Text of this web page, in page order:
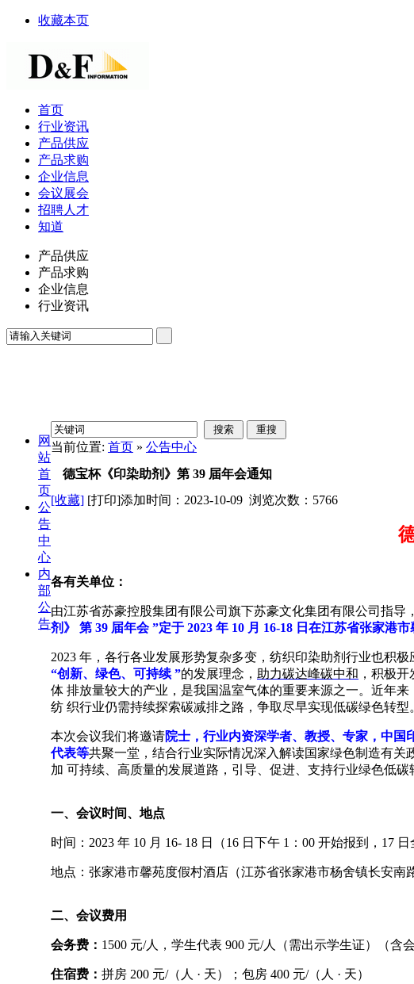
收藏本页
首页
行业资讯
产品供应
产品求购
企业信息
会议展会
招聘人才
知道
产品供应
产品求购
企业信息
行业资讯
网
站
首
页
公
告
中
心
内
部
公
告
当前位置: 首页 » 公告中心
德宝杯《印染助剂》第 39 届年会通知
[收藏] [打印]添加时间：2023-10-09 浏览次数： 5766
各有关单位：
由江苏省苏豪控股集团有限公司旗下苏豪文化集团有限公司指导
剂》 第 39 届年会 ”定于 2023 年 10 月 16-18 日在江苏省张家港
2023 年，各行各业发展形势复杂多变，纺织印染助剂行业也积
“创新、绿色、可持续 ”的发展理念 ， 助力碳达峰碳中和 ，积极开
体 排放量较大的产业，是我国温室气体的重要来源之一。近年
纺 织行业仍需持续探索碳减排之路，争取尽早实现低碳绿色转型
本次会议我们将邀请院士，行业内资深学者、教授、专家，中
代表等共聚一堂，结合行业实际情况深入解读国家绿色制造有
加 可持续、高质量的发展道路，引导、促进、支持行业绿色低
一、会议时间、地点
时间：2023 年 10 月 16- 18 日（16 日下午 1：00 开始报到，17
地点：张家港市馨苑度假村酒店（江苏省张家港市杨舍镇长安南
二、会议费用
会务费： 1500 元/人，学生代表 900 元/人（需出示学生证）（含
住宿费： 拼房 200 元/（人 · 天）；包房 400 元/（人 · 天）